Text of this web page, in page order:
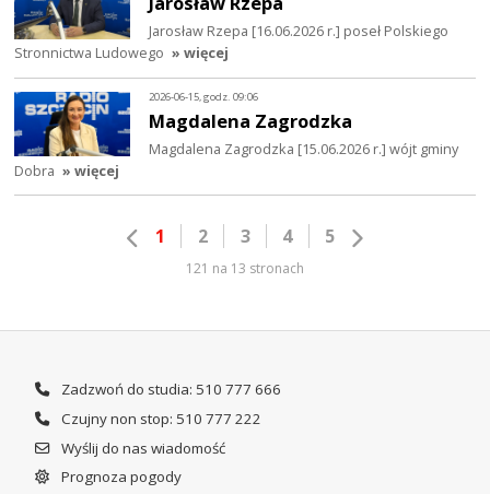
Jarosław Rzepa [16.06.2026 r.] poseł Polskiego
Stronnictwa Ludowego » więcej
2026-06-15, godz. 09:06
Magdalena Zagrodzka
Magdalena Zagrodzka [15.06.2026 r.] wójt gminy
Dobra » więcej
1 2 3 4 5
121 na 13 stronach
Zadzwoń do studia: 510 777 666
Czujny non stop: 510 777 222
Wyślij do nas wiadomość
Prognoza pogody